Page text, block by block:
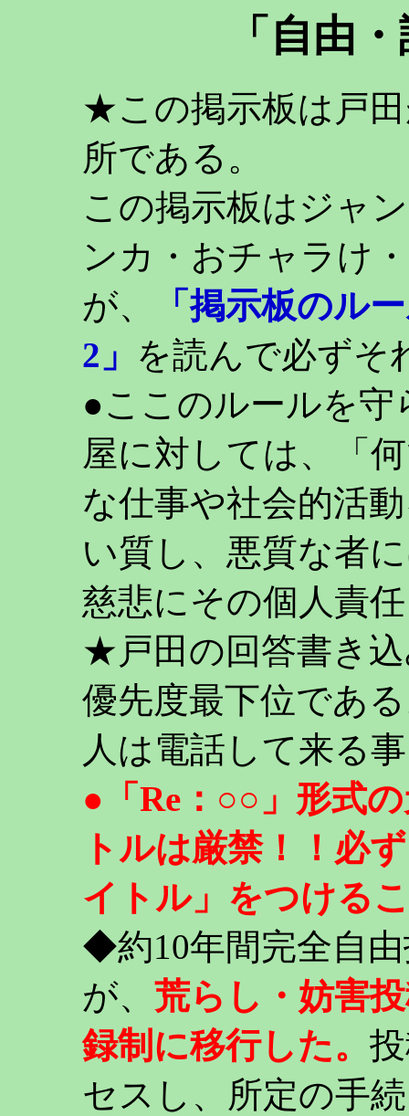
「自由
★この掲示板は戸
所である。
この掲示板はジャ
ンカ・おチャラけ
が、
「掲示板のル
2」 を読んで必ずそ
●ここのルールを守
屋に対しては、「
な仕事や社会的活
い質し、悪質な者
慈悲にその個人責
★戸田の回答書き
優先度最下位であ
人は電話して来る
●「Re：○○」形式
トルは厳禁！！必
イトル」をつける
◆約10年間完全自
が、 荒らし・妨害
録制に移行した。
セスし、所定の手